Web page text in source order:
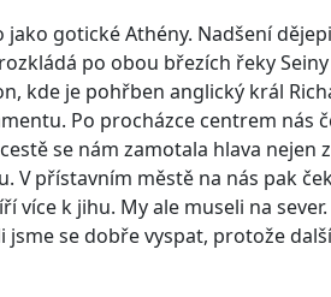
gotické Athény. Nadšení
po obou březích řeky
kde je pohřben anglický král
Po procházce centrem nás
se nám zamotala hlava nejen
přístavním městě na nás pak
více k jihu. My ale museli na
se dobře vyspat, protože